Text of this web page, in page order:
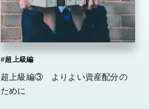
#超上級編
超上級編③ よりよい資産配分の
ために